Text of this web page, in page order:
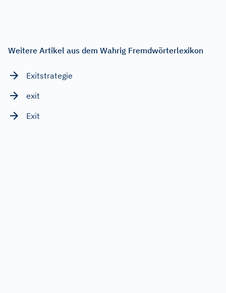
Weitere Artikel aus dem Wahrig Fremdwörterlexikon
Exitstrategie
exit
Exit